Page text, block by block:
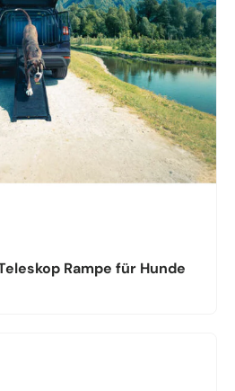
Rampe für Hunde